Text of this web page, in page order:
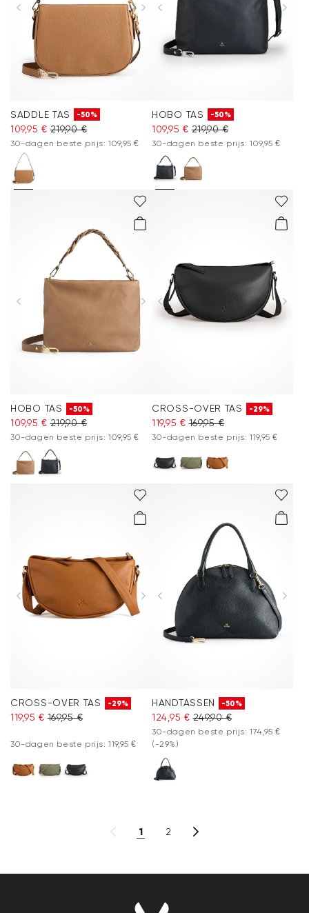
SADDLE TAS -50%
109,95 € 219,90 €
30-dagen beste prijs: 109,95 €
HOBO TAS -50%
109,95 € 219,90 €
30-dagen beste prijs: 109,95 €
HOBO TAS -50%
109,95 € 219,90 €
30-dagen beste prijs: 109,95 €
CROSS-OVER TAS -29%
119,95 € 169,95 €
30-dagen beste prijs: 119,95 €
CROSS-OVER TAS -29%
119,95 € 169,95 €
30-dagen beste prijs: 119,95 €
HANDTASSEN -50%
124,95 € 249,90 €
30-dagen beste prijs: 174,95 €
(-29%)
1 2